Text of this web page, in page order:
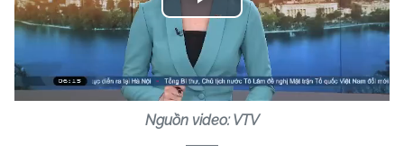
Play
Video
Nguồn video: VTV